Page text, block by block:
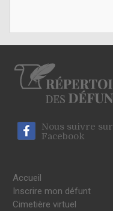
Nous suivre sur
Facebook
Accueil
Inscrire mon défunt
Cimetière virtuel